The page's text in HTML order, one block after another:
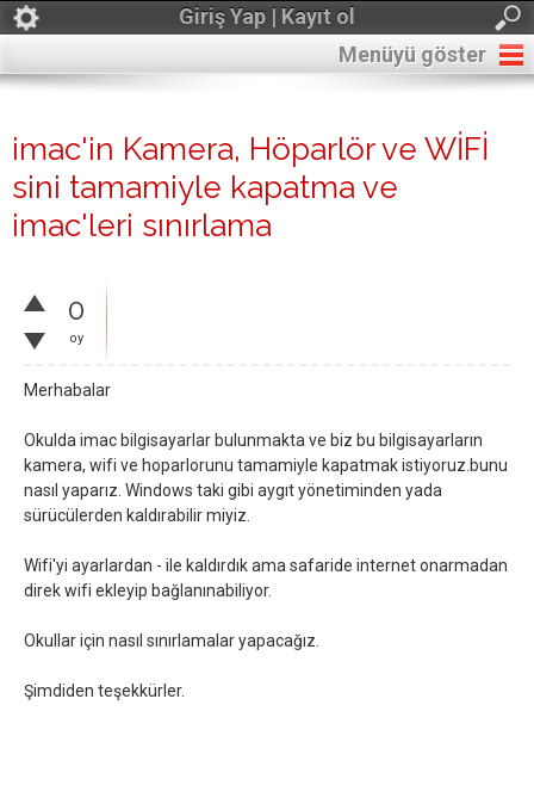
Giriş Yap | Kayıt ol
Menüyü göster
imac'in Kamera, Höparlör ve WİFİ
sini tamamiyle kapatma ve
imac'leri sınırlama
0
oy
Merhabalar
Okulda imac bilgisayarlar bulunmakta ve biz bu bilgisayarların
kamera, wifi ve hoparlorunu tamamiyle kapatmak istiyoruz.bunu
nasıl yaparız. Windows taki gibi aygıt yönetiminden yada
sürücülerden kaldırabilir miyiz.
Wifi'yi ayarlardan - ile kaldırdık ama safaride internet onarmadan
direk wifi ekleyip bağlanınabiliyor.
Okullar için nasıl sınırlamalar yapacağız.
Şimdiden teşekkürler.